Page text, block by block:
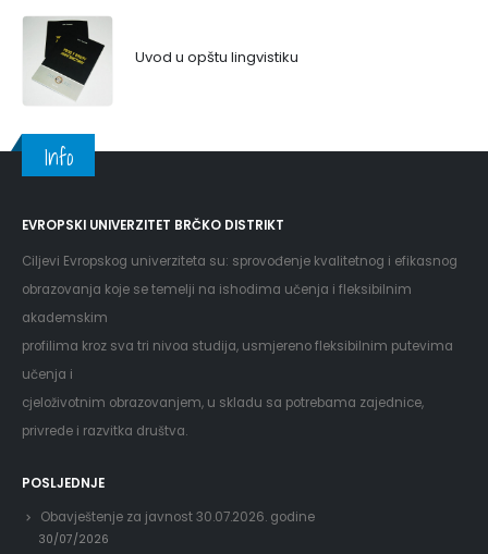
Uvod u opštu lingvistiku
Info
EVROPSKI UNIVERZITET BRČKO DISTRIKT
Ciljevi Evropskog univerziteta su: sprovođenje kvalitetnog i efikasnog
obrazovanja koje se temelji na ishodima učenja i fleksibilnim
akademskim
profilima kroz sva tri nivoa studija, usmjereno fleksibilnim putevima
učenja i
cjeloživotnim obrazovanjem, u skladu sa potrebama zajednice,
privrede i razvitka društva.
POSLJEDNJE
Obavještenje za javnost 30.07.2026. godine
30/07/2026